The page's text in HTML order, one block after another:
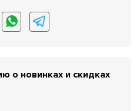
о новинках и скидках